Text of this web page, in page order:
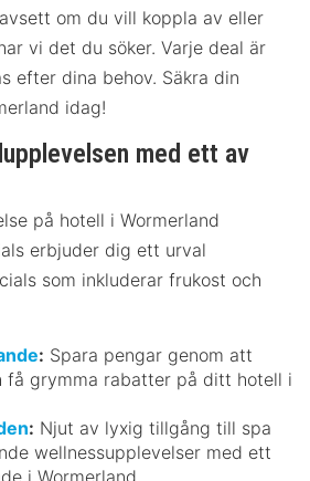
om du vill koppla av eller
vi det du söker. Varje deal är
efter dina behov. Säkra din
idag!
med ett av
på hotell i Wormerland
erbjuder dig ett urval
som inkluderar frukost och
: Spara pengar genom att
få grymma rabatter på ditt hotell i
: Njut av lyxig tillgång till spa
wellnessupplevelser med ett
i Wormerland.